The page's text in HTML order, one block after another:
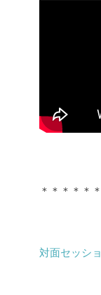
＊＊＊＊＊＊
対面セッシ